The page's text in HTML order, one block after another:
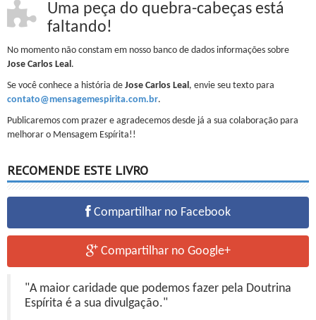
Uma peça do quebra-cabeças está
faltando!
No momento não constam em nosso banco de dados informações sobre
Jose Carlos Leal.
Se você conhece a história de Jose Carlos Leal, envie seu texto para
contato@mensagemespirita.com.br.
Publicaremos com prazer e agradecemos desde já a sua colaboração para
melhorar o Mensagem Espírita!!
RECOMENDE ESTE LIVRO
Compartilhar no Facebook
Compartilhar no Google+
"A maior caridade que podemos fazer pela Doutrina
Espírita é a sua divulgação."